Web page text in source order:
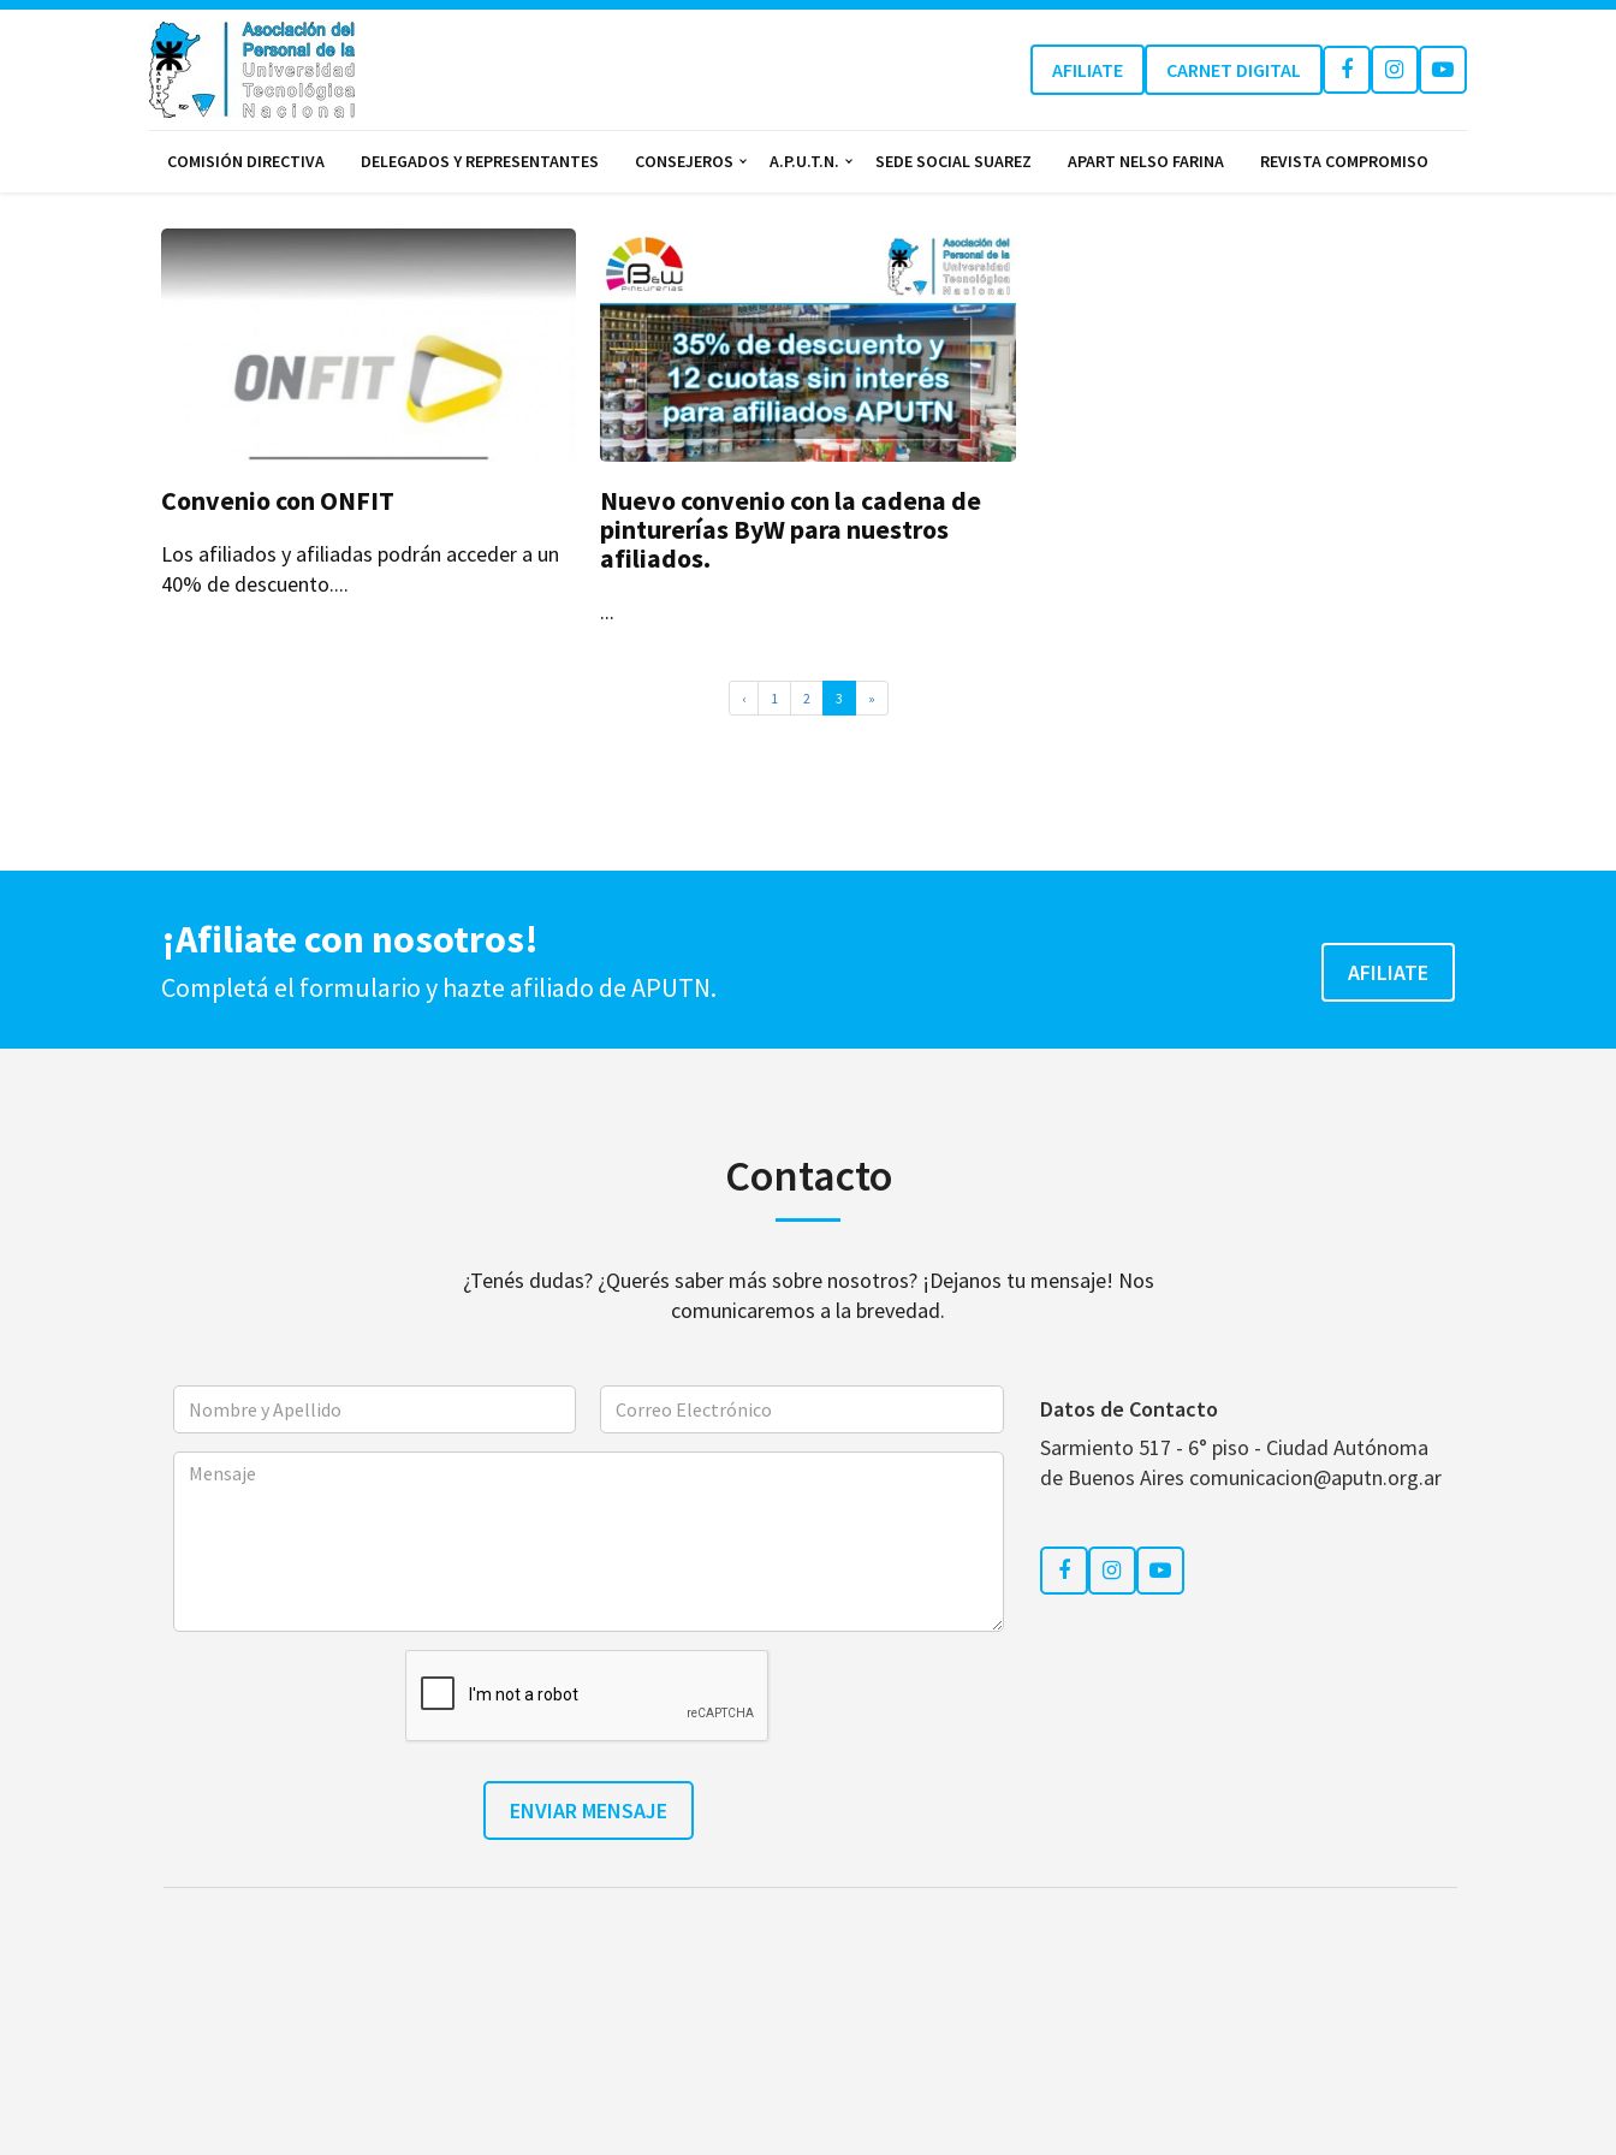
AFILIATE CARNET DIGITAL
COMISIÓN DIRECTIVA DELEGADOS Y REPRESENTANTES CONSEJEROS A.P.U.T.N. SEDE SOCIAL SUAREZ APART NELSO FARINA REVISTA COMPROMISO
Convenio con ONFIT
Los afiliados y afiliadas podrán acceder a un
40% de descuento....
Nuevo convenio con la cadena de
pinturerías ByW para nuestros
afiliados.
...
‹ 1 2 3 »
¡Afiliate con nosotros!
Completá el formulario y hazte afiliado de APUTN.
Contacto
¿Tenés dudas? ¿Querés saber más sobre nosotros? ¡Dejanos tu mensaje! Nos
comunicaremos a la brevedad.
Datos de Contacto
Sarmiento 517 - 6° piso - Ciudad Autónoma
de Buenos Aires comunicacion@aputn.org.ar